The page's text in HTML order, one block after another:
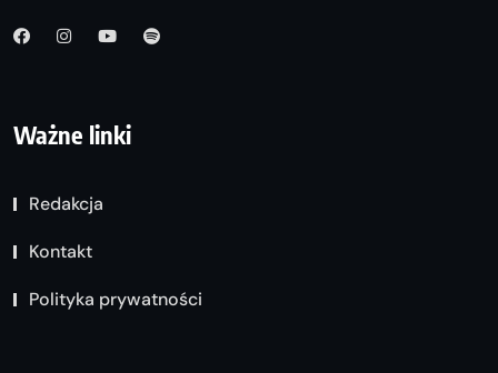
Ważne linki
Redakcja
Kontakt
Polityka prywatności